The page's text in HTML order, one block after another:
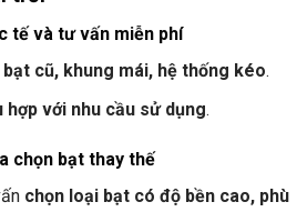
tế và tư vấn miễn phí
cũ, khung mái, hệ thống kéo.
hợp với nhu cầu sử dụng.
chọn bạt thay thế
chọn loại bạt có độ bền cao, phù